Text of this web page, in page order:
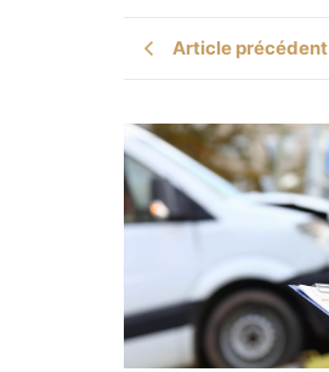
Article précédent